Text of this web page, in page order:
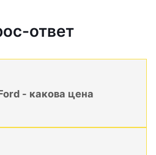
ответ
- какова цена